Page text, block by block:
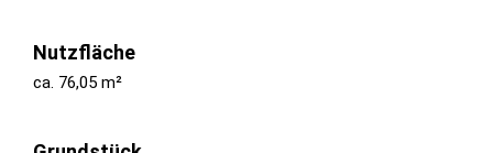
Nutzfläche
ca. 76,05 m²